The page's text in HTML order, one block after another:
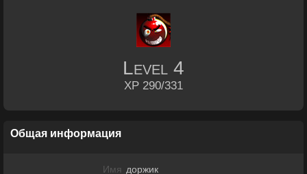
Level 4
XP 290/331
Общая информация
Имя доржик